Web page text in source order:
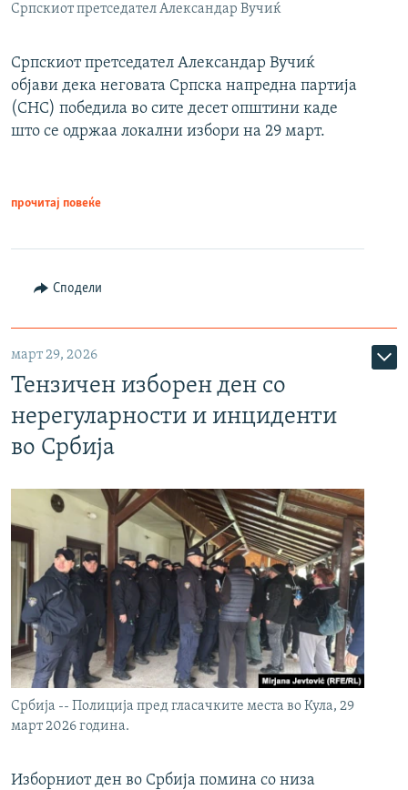
Српскиот претседател Александар Вучиќ
Српскиот претседател Александар Вучиќ
објави дека неговата Српска напредна партија
(СНС) победила во сите десет општини каде
што се одржаа локални избори на 29 март.
прочитај повеќе
Сподели
март 29, 2026
Тензичен изборен ден со
нерегуларности и инциденти
во Србија
Србија -- Полиција пред гласачките места во Кула, 29
март 2026 година.
Изборниот ден во Србија помина со низа